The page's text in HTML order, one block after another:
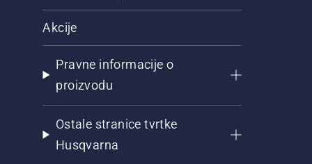
Akcije
Pravne informacije o
proizvodu
Ostale stranice tvrtke
Husqvarna